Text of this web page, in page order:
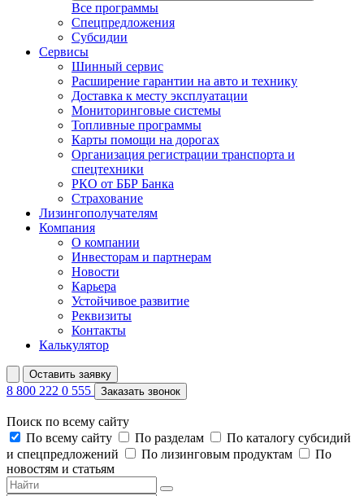
Все программы
Спецпредложения
Субсидии
Сервисы
Шинный сервис
Расширение гарантии на авто и технику
Доставка к месту эксплуатации
Мониторинговые системы
Топливные программы
Карты помощи на дорогах
Организация регистрации транспорта и
спецтехники
РКО от ББР Банка
Страхование
Лизингополучателям
Компания
О компании
Инвесторам и партнерам
Новости
Карьера
Устойчивое развитие
Реквизиты
Контакты
Калькулятор
Оставить заявку
8 800 222 0 555 Заказать звонок
Поиск по всему сайту
По всему сайту
По разделам
По каталогу субсидий
и спецпредложений
По лизинговым продуктам
По
новостям и статьям